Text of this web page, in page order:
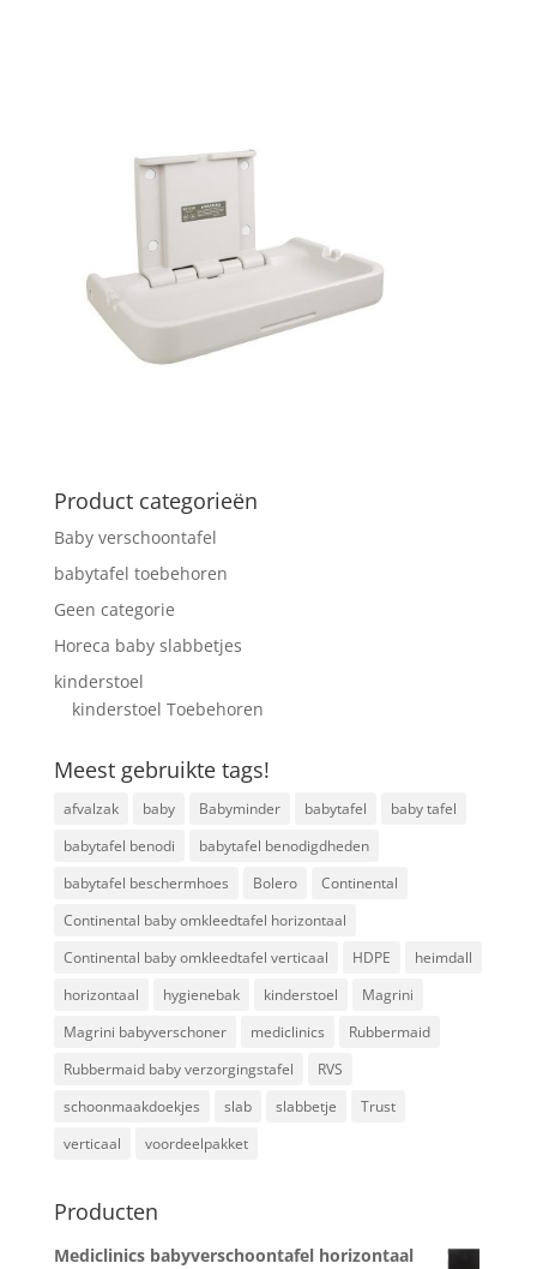
Product categorieën
Baby verschoontafel
babytafel toebehoren
Geen categorie
Horeca baby slabbetjes
kinderstoel
kinderstoel Toebehoren
Meest gebruikte tags!
afvalzak baby Babyminder babytafel
baby tafel
babytafel benodi
babytafel benodigdheden
babytafel beschermhoes
Bolero
Continental
Continental baby omkleedtafel horizontaal
Continental baby omkleedtafel verticaal
HDPE
heimdall
horizontaal
hygienebak kinderstoel
Magrini
Magrini babyverschoner
mediclinics
Rubbermaid
Rubbermaid baby verzorgingstafel
RVS
schoonmaakdoekjes
slab slabbetje
Trust
verticaal
voordeelpakket
Producten
Mediclinics babyverschoontafel horizontaal